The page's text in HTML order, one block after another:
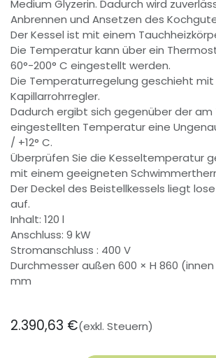
Medium Glyzerin. Dadurch wird
Anbrennen und Ansetzen des
Der Kessel ist mit einem
Die Temperatur kann über ein
60°-200° C eingestellt werden.
Die Temperaturregelung geschieht
Kapillarrohrregler.
Dadurch ergibt sich gegenüber der
eingestellten Temperatur eine
/ +12° C.
Überprüfen Sie die Kesseltemperatur
mit einem geeigneten
Der Deckel des Beistellkessels liegt
auf.
Inhalt: 120 l
Anschluss: 9 kW
Stromanschluss : 400 V
Durchmesser außen 600 × H 860
mm
2.390,63 €(exkl. Steuern)